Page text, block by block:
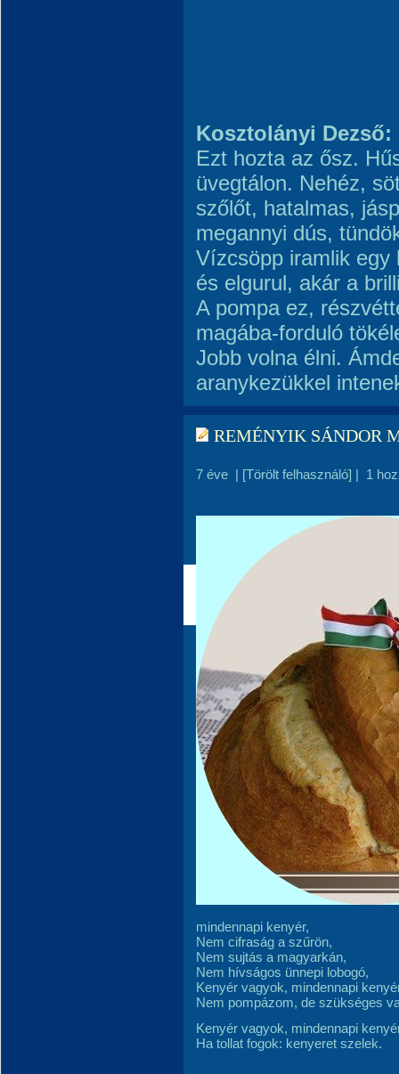
Kosztolányi
Ezt hozta az ősz.
üvegtálon. Nehéz,
szőlőt, hatalmas,
megannyi dús,
Vízcsöpp iramlik egy
és elgurul, akár a
A pompa ez,
magába-forduló
Jobb volna élni.
aranykezükkel
REMÉNYIK SÁNDOR
7 éve | [Törölt felhasználó] | 1
mindennapi kenyér,
Nem cifraság a szűrön,
Nem sujtás a magyarkán,
Nem hívságos ünnepi lobogó,
Kenyér vagyok, mindennapi
Nem pompázom, de szükséges
Kenyér vagyok, mindennapi
Ha tollat fogok: kenyeret szelek.